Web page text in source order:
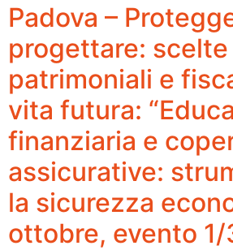
Padova –
progettare: scelte
patrimoniali e
vita futura:
finanziaria e
assicurative:
la sicurezza
ottobre, evento 1/